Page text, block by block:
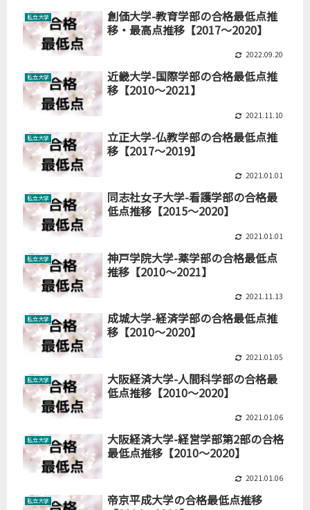
私立大学
創価大学-教育学部の合格最低点推
移・最高点推移【2017～2020】
2022.09.20
私立大学
近畿大学-国際学部の合格最低点推
移【2010～2021】
2021.11.10
私立大学
立正大学-仏教学部の合格最低点推
移【2017～2019】
2021.01.01
私立大学
同志社女子大学-看護学部の合格最
低点推移【2015～2020】
2021.01.01
私立大学
神戸学院大学-薬学部の合格最低点
推移【2010～2021】
2021.11.13
私立大学
成城大学-経済学部の合格最低点推
移【2010～2020】
2021.01.05
私立大学
大阪経済大学-人間科学部の合格最
低点推移【2010～2020】
2021.01.06
私立大学
大阪経済大学-経営学部第2部の合格
最低点推移【2010～2020】
2021.01.06
私立大学
帝京平成大学の合格最低点推移